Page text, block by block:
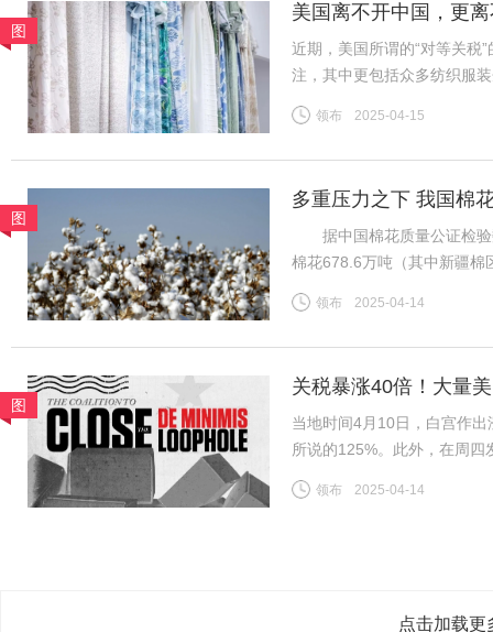
图
美国离不开中国，更
近期，美国所谓的“对等关税
注，其中更包括众多纺织服
跨境电商及小额包裹更是惠
领布 2025-04-15
图
多重压力之下 我国棉
据中国棉花质量公证检验
棉花678.6万吨（其中新疆棉
新疆/全国棉花公检总量已基
领布 2025-04-14
图
关税暴涨40倍！大量
当地时间4月10日，白宫作
所说的125%。此外，在周
到了120%；5月2日至6月1
领布 2025-04-14
点击加载更